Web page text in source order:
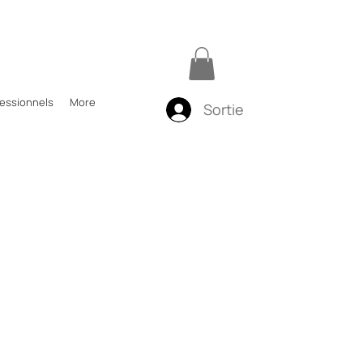
More Sortie